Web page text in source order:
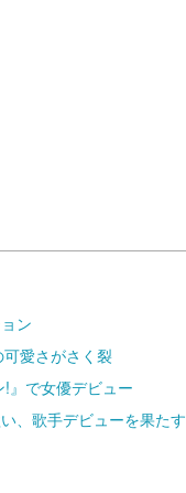
ン
愛さがさく裂
』で女優デビュー
、歌手デビューを果たす